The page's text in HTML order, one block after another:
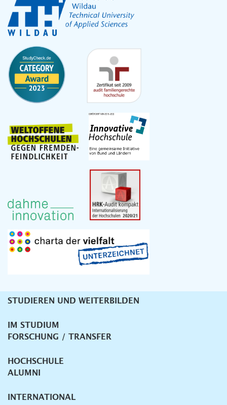
Unternavigation
STUDIEREN UND WEITERBILDEN
IM STUDIUM
FORSCHUNG / TRANSFER
HOCHSCHULE
ALUMNI
INTERNATIONAL